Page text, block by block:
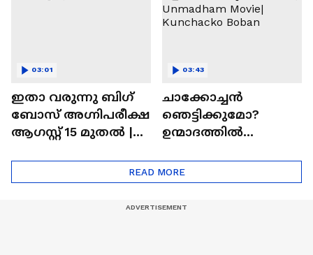
ഇതാ വരുന്നു ബിഗ്
ബോസ് അഗ്നിപരീക്ഷ
ആഗസ്റ്റ് 15 മുതൽ |
03:01
ചാക്കോച്ചന്‍
ഞെട്ടിക്കുമോ?
ഉന്മാദത്തിൽ
ന്ത്?| Unmadham
Movie| Kunchacko
03:43
READ MORE